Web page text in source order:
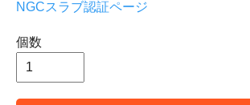
NGCスラブ認証ページ
個数